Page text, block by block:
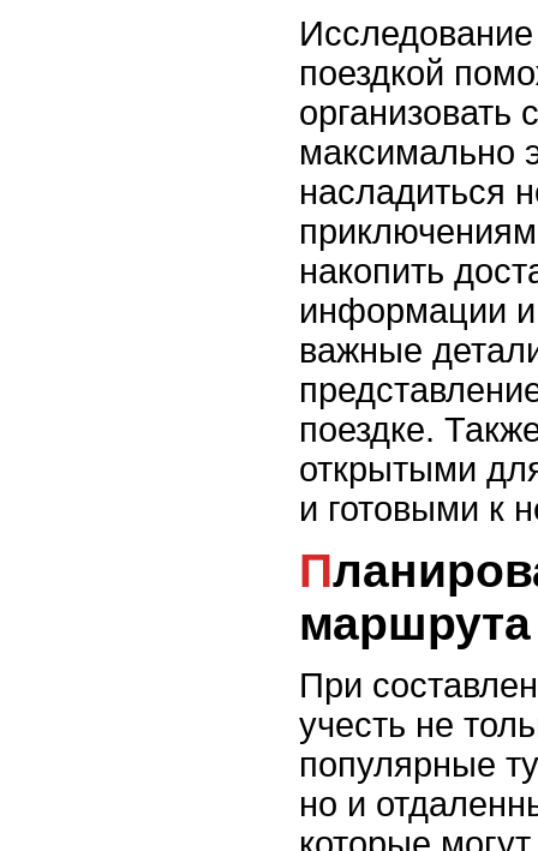
поездкой
организовать
максимально
насладиться
накопить
информации и
важные
поездке.
открытыми
и готовыми к
Планирование
При
учесть не
популярные
но и